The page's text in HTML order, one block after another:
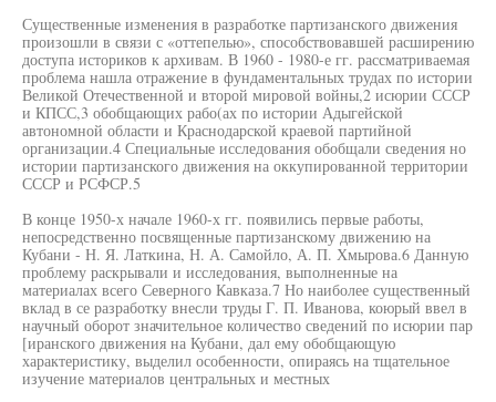
Существенные изменения в разработке партизанского движения
произошли в связи с «оттепелью», способствовавшей расширению
доступа историков к архивам. В 1960 - 1980-е гг. рассматриваемая
проблема нашла отражение в фундаментальных трудах по истории
Великой Отечественной и второй мировой войны,2 исюрии СССР
и КПСС,3 обобщающих рабо(ах по истории Адыгейской
автономной области и Краснодарской краевой партийной
организации.4 Специальные исследования обобщали сведения но
истории партизанского движения на оккупированной территории
СССР и РСФСР.5
В конце 1950-х начале 1960-х гг. появились первые работы,
непосредственно посвященные партизанскому движению на
Кубани - Н. Я. Латкина, Н. А. Самойло, А. П. Хмырова.6 Данную
проблему раскрывали и исследования, выполненные на
материалах всего Северного Кавказа.7 Но наиболее существенный
вклад в се разработку внесли труды Г. П. Иванова, коюрый ввел в
научный оборот значительное количество сведений по исюрии пар
[иранского движения на Кубани, дал ему обобщающую
характеристику, выделил особенности, опираясь на тщательное
изучение материалов центральных и местных